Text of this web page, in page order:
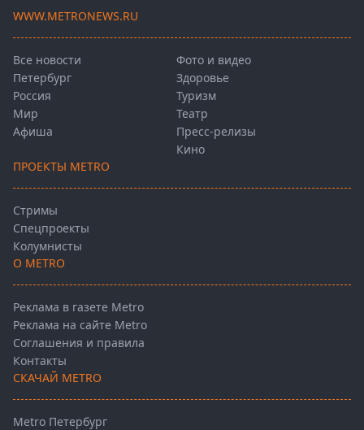
WWW.METRONEWS.RU
Все новости
Петербург
Россия
Мир
Афиша
Фото и видео
Здоровье
Туризм
Театр
Пресс-релизы
Кино
ПРОЕКТЫ METRO
Стримы
Спецпроекты
Колумнисты
О METRO
Реклама в газете Metro
Реклама на сайте Metro
Соглашения и правила
Контакты
СКАЧАЙ METRO
Metro Петербург